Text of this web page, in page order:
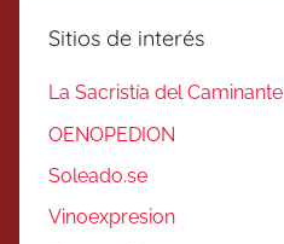
Sitios de interés
La Sacristía del Caminante
OENOPEDION
Soleado.se
Vinoexpresion